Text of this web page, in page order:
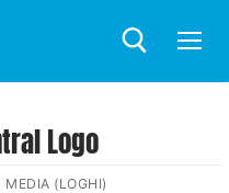
Logo
MEDIA (LOGHI)